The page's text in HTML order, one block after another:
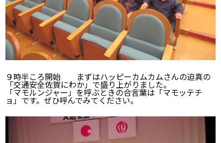
９時半ころ開始 まずはハッピーカムカムさんの迫真の
「交通安全佐賀にわか」で盛り上がりました。
「マモルンジャー」を呼ぶときの合言葉は「マモッテチ
ョ」です。ぜひ呼んでみてください。